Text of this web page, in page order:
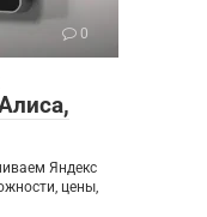
0
Яндекс
цены,